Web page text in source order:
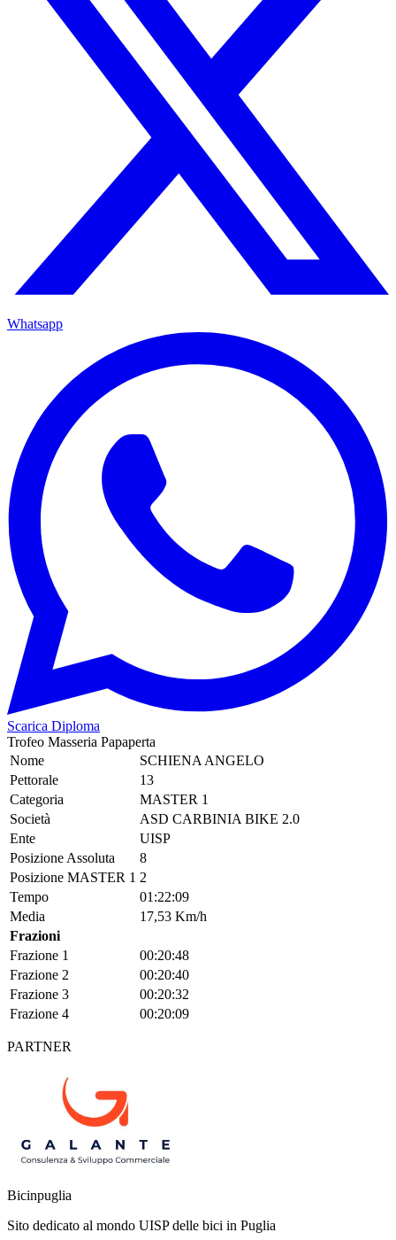
Whatsapp
Scarica Diploma
Trofeo Masseria Papaperta
Nome
SCHIENA ANGELO
Pettorale
13
Categoria
MASTER 1
Società
ASD CARBINIA BIKE 2.0
Ente
UISP
Posizione Assoluta
8
Posizione MASTER 1 2
Tempo
01:22:09
Media
17,53 Km/h
Frazioni
Frazione 1
00:20:48
Frazione 2
00:20:40
Frazione 3
00:20:32
Frazione 4
00:20:09
PARTNER
Bicinpuglia
Sito dedicato al mondo UISP delle bici in Puglia